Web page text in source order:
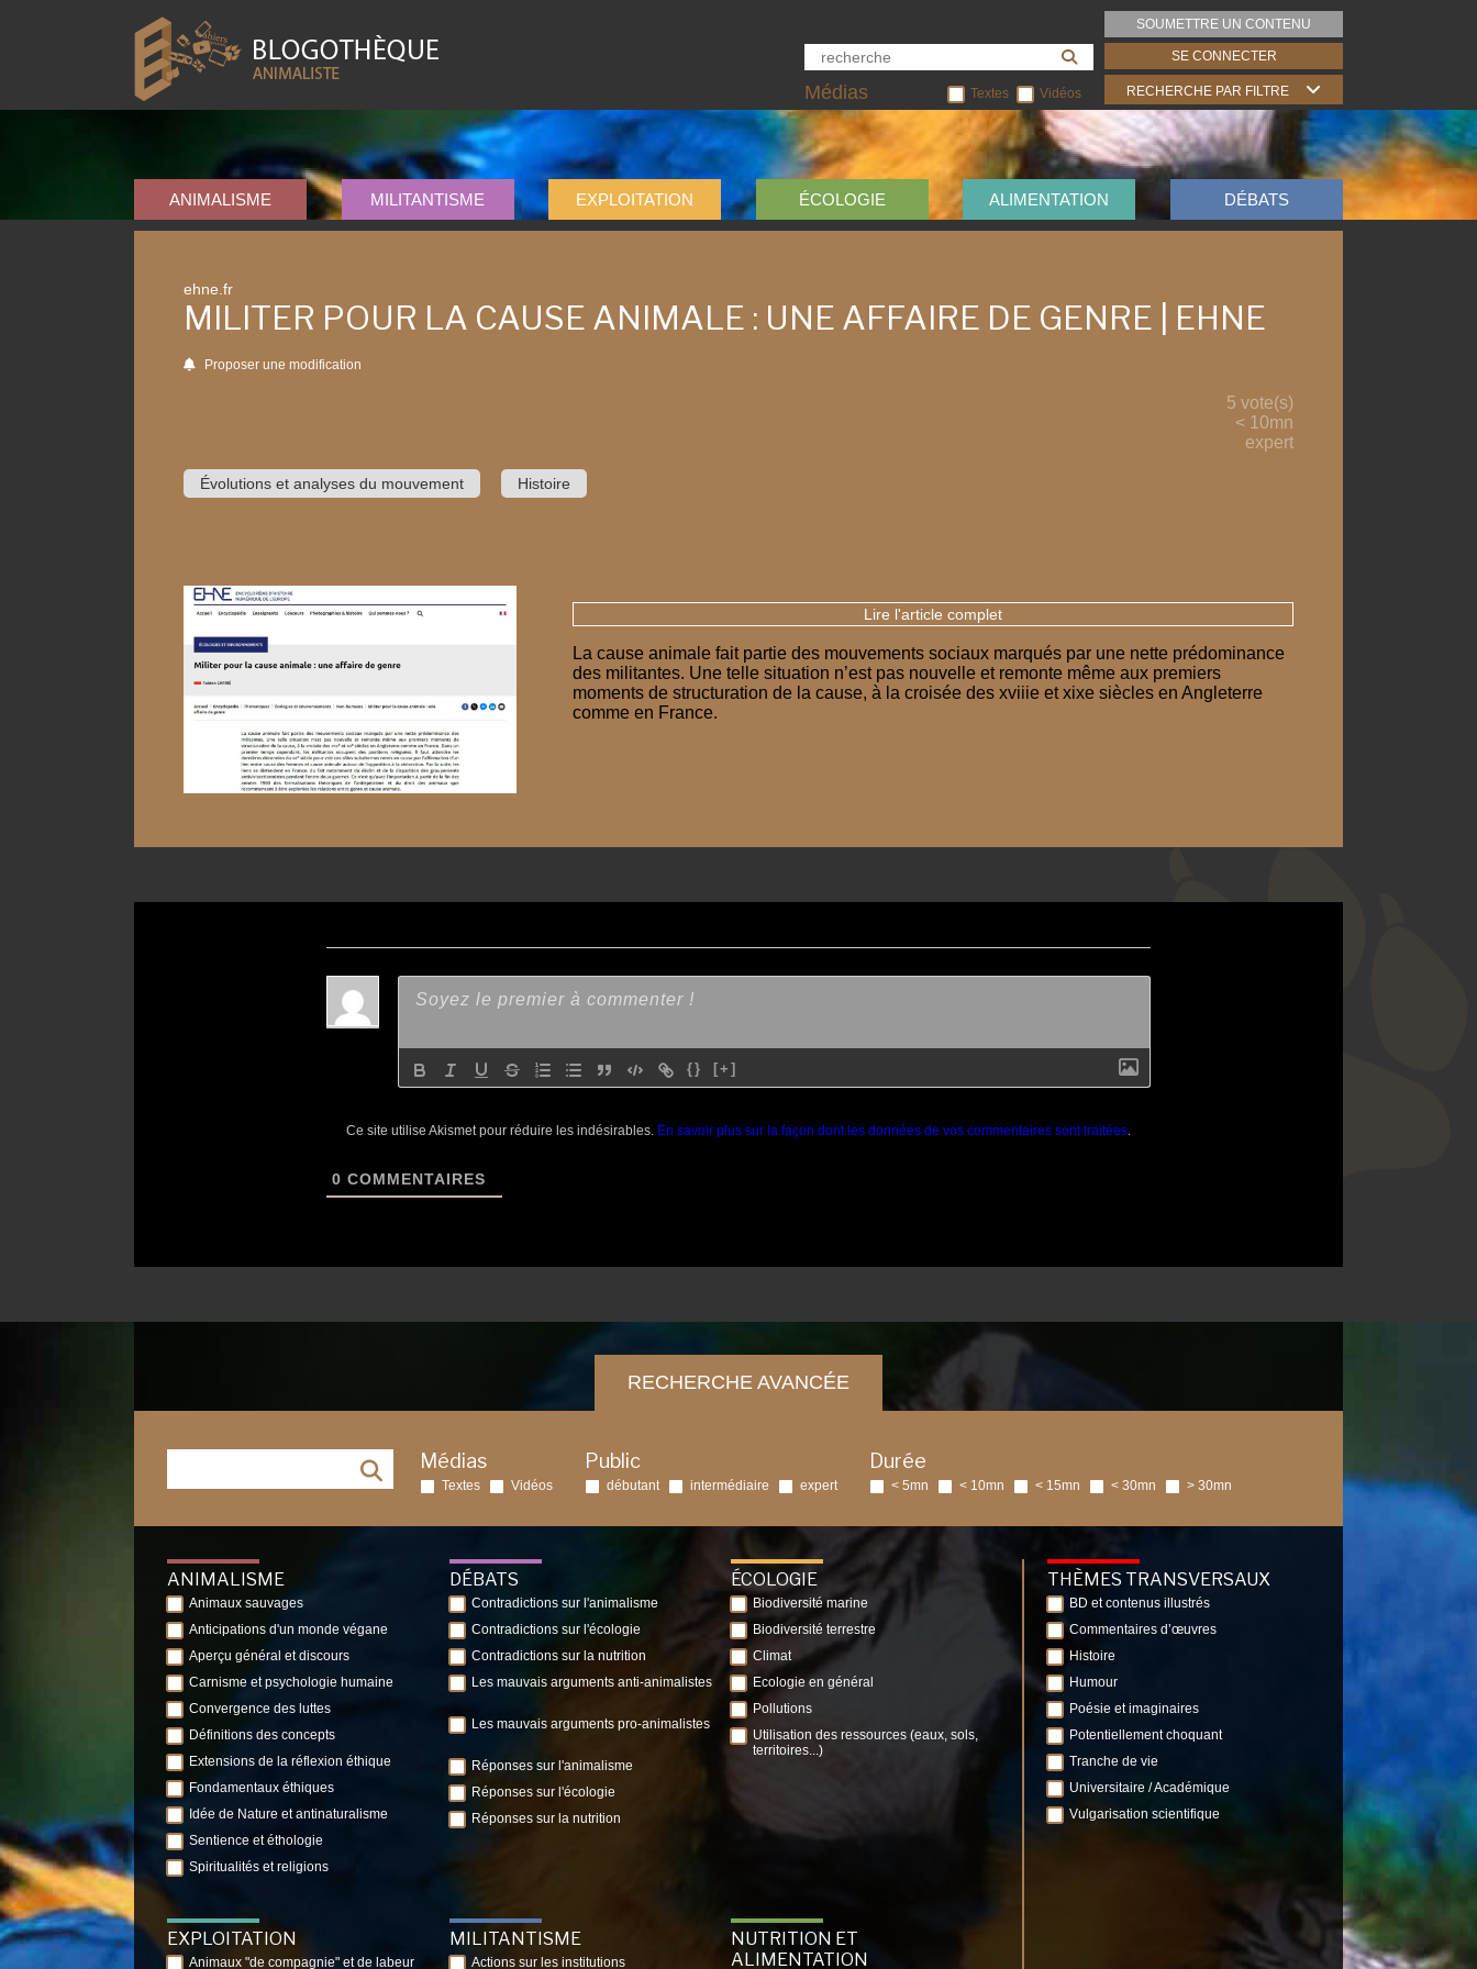
Médias Textes Vidéos
SOUMETTRE UN CONTENU
SE CONNECTER
RECHERCHE PAR FILTRE
ANIMALISME MILITANTISME EXPLOITATION ÉCOLOGIE ALIMENTATION DÉBATS
ehne.fr
MILITER POUR LA CAUSE ANIMALE : UNE AFFAIRE DE GENRE | EHNE
Proposer une modification
5 vote(s)
< 10mn
expert
Évolutions et analyses du mouvement Histoire
Lire l'article complet
La cause animale fait partie des mouvements sociaux marqués par une nette prédominance
des militantes. Une telle situation n’est pas nouvelle et remonte même aux premiers
moments de structuration de la cause, à la croisée des xviiie et xixe siècles en Angleterre
comme en France.
{} [+]
Ce site utilise Akismet pour réduire les indésirables. En savoir plus sur la façon dont les données de vos commentaires sont traitées.
0 COMMENTAIRES
RECHERCHE AVANCÉE
Médias
Textes Vidéos
Public
débutant intermédiaire expert
Durée
< 5mn < 10mn < 15mn < 30mn > 30mn
ANIMALISME
Animaux sauvages
Anticipations d'un monde végane
Aperçu général et discours
Carnisme et psychologie humaine
Convergence des luttes
Définitions des concepts
Extensions de la réflexion éthique
Fondamentaux éthiques
Idée de Nature et antinaturalisme
Sentience et éthologie
Spiritualités et religions
DÉBATS
Contradictions sur l'animalisme
Contradictions sur l'écologie
Contradictions sur la nutrition
Les mauvais arguments anti-animalistes
Les mauvais arguments pro-animalistes
Réponses sur l'animalisme
Réponses sur l'écologie
Réponses sur la nutrition
ÉCOLOGIE
Biodiversité marine
Biodiversité terrestre
Climat
Ecologie en général
Pollutions
Utilisation des ressources (eaux, sols,
territoires...)
EXPLOITATION
Animaux "de compagnie" et de labeur
MILITANTISME
Actions sur les institutions
NUTRITION ET
ALIMENTATION
THÈMES TRANSVERSAUX
BD et contenus illustrés
Commentaires d’œuvres
Histoire
Humour
Poésie et imaginaires
Potentiellement choquant
Tranche de vie
Universitaire / Académique
Vulgarisation scientifique